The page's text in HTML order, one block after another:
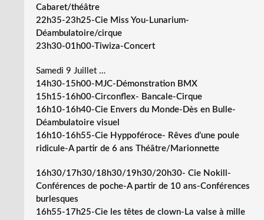
Cabaret/théâtre
22h35-23h25-Cie Miss You-Lunarium-
Déambulatoire/cirque
23h30-01h00-Tiwiza-Concert
Samedi 9 Juillet …
14h30-15h00-MJC-Démonstration BMX
15h15-16h00-Circonflex- Bancale-Cirque
16h10-16h40-Cie Envers du Monde-Dès en Bulle-
Déambulatoire visuel
16h10-16h55-Cie Hyppoféroce- Rêves d’une poule
ridicule-A partir de 6 ans Théâtre/Marionnette
16h30/17h30/18h30/19h30/20h30- Cie Nokill-
Conférences de poche-A partir de 10 ans-Conférences
burlesques
16h55-17h25-Cie les têtes de clown-La valse à mille